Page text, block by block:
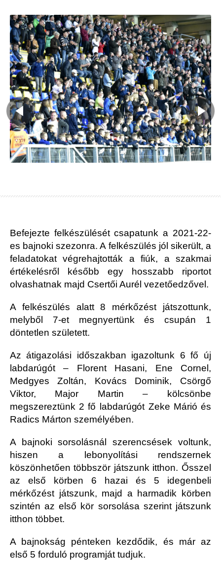
Befejezte felkészülését csapatunk a 2021-22-
es bajnoki szezonra. A felkészülés jól sikerült, a
feladatokat végrehajtották a fiúk, a szakmai
értékelésről később egy hosszabb riportot
olvashatnak majd Csertői Aurél vezetőedzővel.
A felkészülés alatt 8 mérkőzést játszottunk,
melyből 7-et megnyertünk és csupán 1
döntetlen született.
Az átigazolási időszakban igazoltunk 6 fő új
labdarúgót – Florent Hasani, Ene Cornel,
Medgyes Zoltán, Kovács Dominik, Csörgő
Viktor, Major Martin – kölcsönbe
megszereztünk 2 fő labdarúgót Zeke Márió és
Radics Márton személyében.
A bajnoki sorsolásnál szerencsések voltunk,
hiszen a lebonyolítási rendszernek
köszönhetően többször játszunk itthon. Ősszel
az első körben 6 hazai és 5 idegenbeli
mérkőzést játszunk, majd a harmadik körben
szintén az első kör sorsolása szerint játszunk
itthon többet.
A bajnokság pénteken kezdődik, és már az
első 5 forduló programját tudjuk.